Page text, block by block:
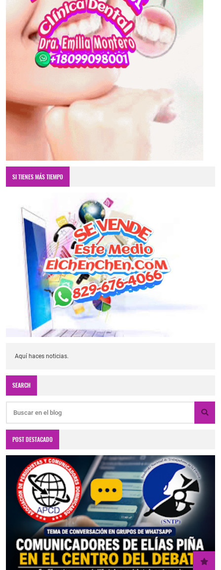
SI TIENES MÁS TIEMPO
Aquí haces noticias.
SEARCH
POST DESTACADO